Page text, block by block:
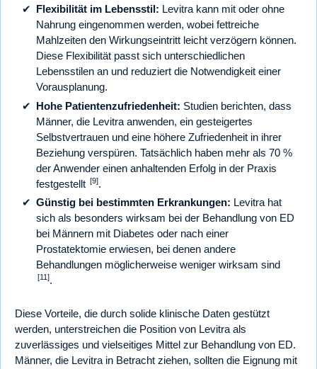
Flexibilität im Lebensstil: Levitra kann mit oder ohne
Nahrung eingenommen werden, wobei fettreiche
Mahlzeiten den Wirkungseintritt leicht verzögern können.
Diese Flexibilität passt sich unterschiedlichen
Lebensstilen an und reduziert die Notwendigkeit einer
Vorausplanung.
Hohe Patientenzufriedenheit: Studien berichten, dass
Männer, die Levitra anwenden, ein gesteigertes
Selbstvertrauen und eine höhere Zufriedenheit in ihrer
Beziehung verspüren. Tatsächlich haben mehr als 70 %
der Anwender einen anhaltenden Erfolg in der Praxis
festgestellt [9].
Günstig bei bestimmten Erkrankungen: Levitra hat
sich als besonders wirksam bei der Behandlung von ED
bei Männern mit Diabetes oder nach einer
Prostatektomie erwiesen, bei denen andere
Behandlungen möglicherweise weniger wirksam sind
[11].
Diese Vorteile, die durch solide klinische Daten gestützt
werden, unterstreichen die Position von Levitra als
zuverlässiges und vielseitiges Mittel zur Behandlung von ED.
Männer, die Levitra in Betracht ziehen, sollten die Eignung mit